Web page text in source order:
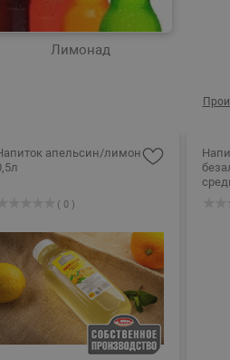
Лимонад
апельсин/лимон
( 0 )